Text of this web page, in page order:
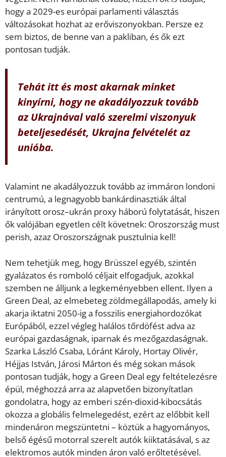
hogy a 2029-es európai parlamenti választás
változásokat hozhat az erőviszonyokban. Persze ez
sem biztos, de benne van a pakliban, és ők ezt
pontosan tudják.
Tehát itt és most akarnak minket
kinyírni, hogy ne akadályozzuk tovább
az Ukrajnával való szerelmi viszonyuk
beteljesedését, Ukrajna felvételét az
unióba.
Valamint ne akadályozzuk tovább az immáron londoni
centrumú, a legnagyobb bankárdinasz­tiák által
irányított orosz–ukrán proxy háború folytatását, hiszen
ők valójában egyetlen célt követnek: Oroszország must
perish, azaz Oroszországnak pusztulnia kell!
Nem tehetjük meg, hogy Brüsszel egyéb, szintén
gyalázatos és romboló céljait elfogadjuk, azokkal
szemben ne álljunk a legkeményebben ellent. Ilyen a
Green Deal, az elmebeteg zöldmegállapodás, amely ki
akarja iktatni 2050-ig a fosszilis energiahordozókat
Euró­pából, ezzel végleg halálos tőrdöfést adva az
európai gazdaságnak, iparnak és mezőgazdaságnak.
Szarka László Csaba, Lóránt Károly, Hortay Olivér,
Héjjas István, Járosi Márton és még sokan mások
pontosan tudják, hogy a Green Deal egy feltételezésre
épül, méghozzá arra az alapvetően bizonyítatlan
gondolatra, hogy az emberi szén-di­oxid-kibocsátás
okozza a globális felmelegedést, ezért az előbbit kell
mindenáron megszüntetni – köztük a hagyományos,
belső égésű motorral szerelt autók kiiktatásával, s az
elektromos autók minden áron való erőltetésével.